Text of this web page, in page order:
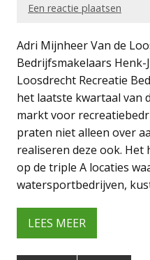
Een reactie plaatsen
Adri Mijnheer Van de
Bedrijfsmakelaars Henk-
Loosdrecht Recreatie
het laatste kwartaal van
markt voor
praten niet alleen over
realiseren deze ook.
op de triple A locaties
watersportbedrijven,
LEES MEER